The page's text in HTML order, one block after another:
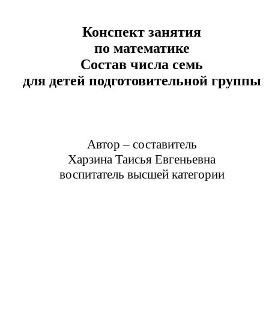
Конспект занятия
по математике
Состав числа семь
для детей подготовительной группы
Автор – составитель
Харзина Таисья Евгеньевна
воспитатель высшей категории